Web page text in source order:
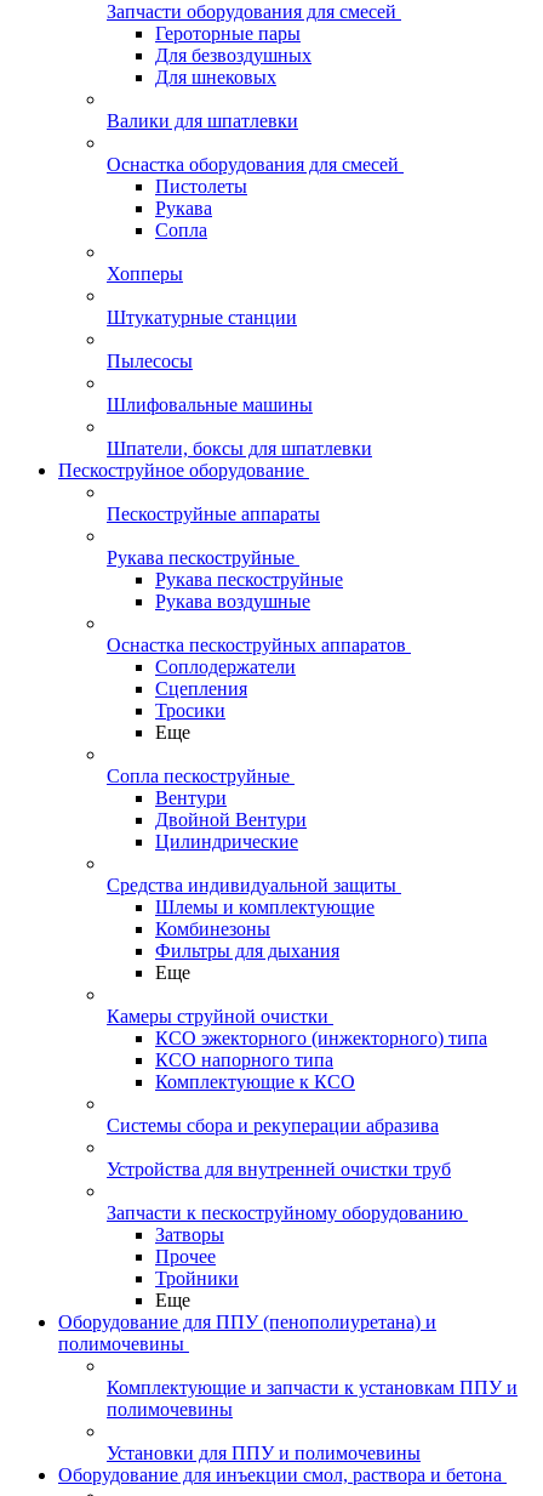
Запчасти оборудования для смесей
Героторные пары
Для безвоздушных
Для шнековых
Валики для шпатлевки
Оснастка оборудования для смесей
Пистолеты
Рукава
Сопла
Хопперы
Штукатурные станции
Пылесосы
Шлифовальные машины
Шпатели, боксы для шпатлевки
Пескоструйное оборудование
Пескоструйные аппараты
Рукава пескоструйные
Рукава пескоструйные
Рукава воздушные
Оснастка пескоструйных аппаратов
Соплодержатели
Сцепления
Тросики
Еще
Сопла пескоструйные
Вентури
Двойной Вентури
Цилиндрические
Средства индивидуальной защиты
Шлемы и комплектующие
Комбинезоны
Фильтры для дыхания
Еще
Камеры струйной очистки
КСО эжекторного (инжекторного) типа
КСО напорного типа
Комплектующие к КСО
Системы сбора и рекуперации абразива
Устройства для внутренней очистки труб
Запчасти к пескоструйному оборудованию
Затворы
Прочее
Тройники
Еще
Оборудование для ППУ (пенополиуретана) и
полимочевины
Комплектующие и запчасти к установкам ППУ и
полимочевины
Установки для ППУ и полимочевины
Оборудование для инъекции смол, раствора и бетона